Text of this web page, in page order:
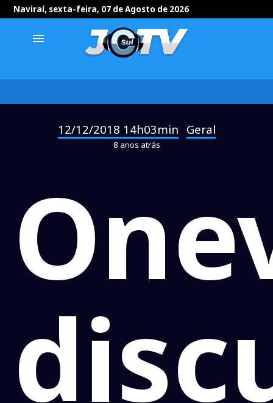
Naviraí, sexta-feira, 07 de Agosto de 2026
menu
12/12/2018 14h03min Geral
8 anos atrás